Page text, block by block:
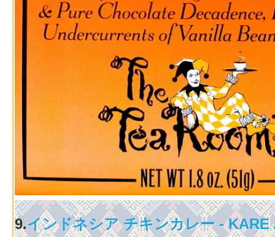
9.インドネシア チキンカレー - KARE